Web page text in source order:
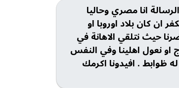
انا مصري وحاليا
ان كان بلاد اوروبا او
حيث نتلقي الاهانة في
او نعول اهلينا وفي النفس
ظوابط . افيدونا اكرمك